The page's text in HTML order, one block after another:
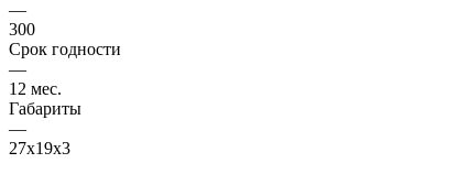
—
300
Срок годности
—
12 мес.
Габариты
—
27х19х3